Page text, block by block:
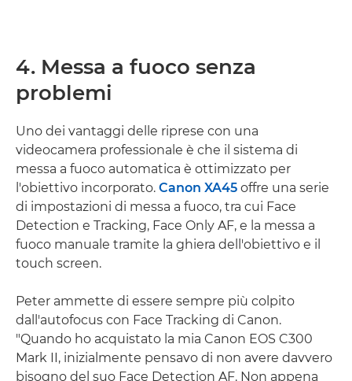
4. Messa a fuoco senza
problemi
Uno dei vantaggi delle riprese con una
videocamera professionale è che il sistema di
messa a fuoco automatica è ottimizzato per
l'obiettivo incorporato. Canon XA45 offre una serie
di impostazioni di messa a fuoco, tra cui Face
Detection e Tracking, Face Only AF, e la messa a
fuoco manuale tramite la ghiera dell'obiettivo e il
touch screen.
Peter ammette di essere sempre più colpito
dall'autofocus con Face Tracking di Canon.
"Quando ho acquistato la mia Canon EOS C300
Mark II, inizialmente pensavo di non avere davvero
bisogno del suo Face Detection AF. Non appena